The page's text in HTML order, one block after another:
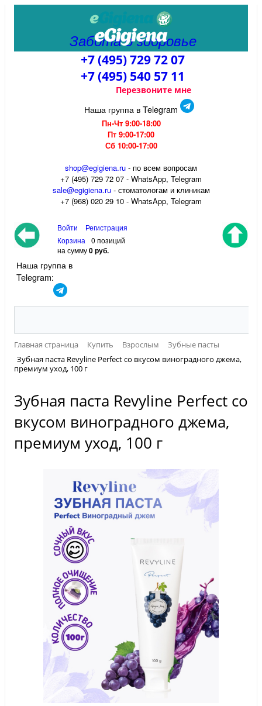
Забота о здоровье
+7 (495) 729 72 07
+7 (495) 540 57 11
Перезвоните мне
Наша группа в Telegram
Пн-Чт 9:00-18:00
Пт 9:00-17:00
Сб 10:00-17:00
shop@egigiena.ru - по всем вопросам
‎+7 (495) 729 72 07 - WhatsApp, Telegram
sale@egigiena.ru- стоматологам и клиникам
+7 (968) 020 29 10 - WhatsApp, Telegram
Войти
Регистрация
Корзина
0 позиций
на сумму0 руб.
Наша группа в
Telegram:
Главная страница Купить Взрослым
Зубные пасты
Зубная паста Revyline Perfect со вкусом виноградного джема,
премиум уход, 100 г
Зубная паста Revyline Perfect со
вкусом виноградного джема,
премиум уход, 100 г